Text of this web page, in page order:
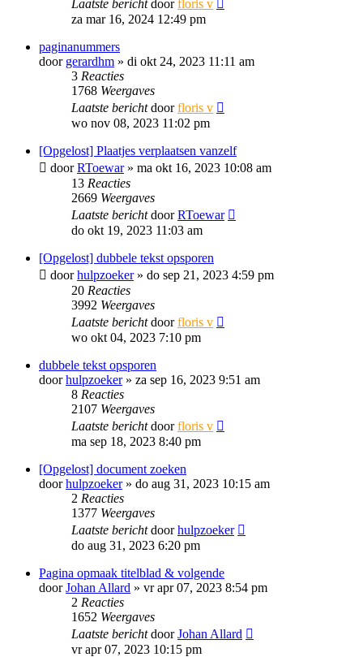
Laatste berichtdoorfloris v
za mar 16, 2024 12:49 pm
paginanummers
door gerardhm » di okt 24, 2023 11:11 am
3 Reacties
1768 Weergaves
Laatste berichtdoorfloris v
wo nov 08, 2023 11:02 pm
[Opgelost] Plaatjes verplaatsen vanzelf
doorRToewar» ma okt 16, 2023 10:08 am
13 Reacties
2669 Weergaves
Laatste berichtdoorRToewar
do okt 19, 2023 11:03 am
[Opgelost] dubbele tekst opsporen
doorhulpzoeker» do sep 21, 2023 4:59 pm
20 Reacties
3992 Weergaves
Laatste berichtdoorfloris v
wo okt 04, 2023 7:10 pm
dubbele tekst opsporen
doorhulpzoeker» za sep 16, 2023 9:51 am
8 Reacties
2107 Weergaves
Laatste berichtdoorfloris v
ma sep 18, 2023 8:40 pm
[Opgelost] document zoeken
doorhulpzoeker» do aug 31, 2023 10:15 am
2 Reacties
1377 Weergaves
Laatste berichtdoorhulpzoeker
do aug 31, 2023 6:20 pm
Pagina opmaak titelblad & volgende
doorJohan Allard » vr apr 07, 2023 8:54 pm
2 Reacties
1652 Weergaves
Laatste berichtdoorJohan Allard
vr apr 07, 2023 10:15 pm